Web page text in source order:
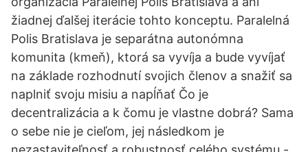
žiadnej ďalšej iterácie tohto konceptu. Paralelná
Polis Bratislava je separátna autonómna
komunita (kmeň), ktorá sa vyvíja a bude vyvíjať
na základe rozhodnutí svojich členov a snažiť sa
naplniť svoju misiu a napĺňať Čo je
decentralizácia a k čomu je vlastne dobrá? Sama
o sebe nie je cieľom, jej následkom je